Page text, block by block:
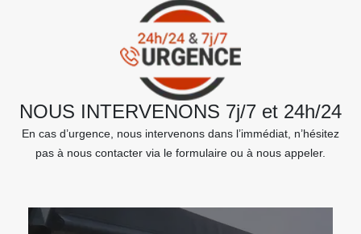
NOUS INTERVENONS 7j/7 et 24h/24
En cas d’urgence, nous intervenons dans l’immédiat, n’hésitez
pas à nous contacter via le formulaire ou à nous appeler.